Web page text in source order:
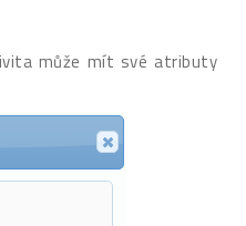
může mít své atributy